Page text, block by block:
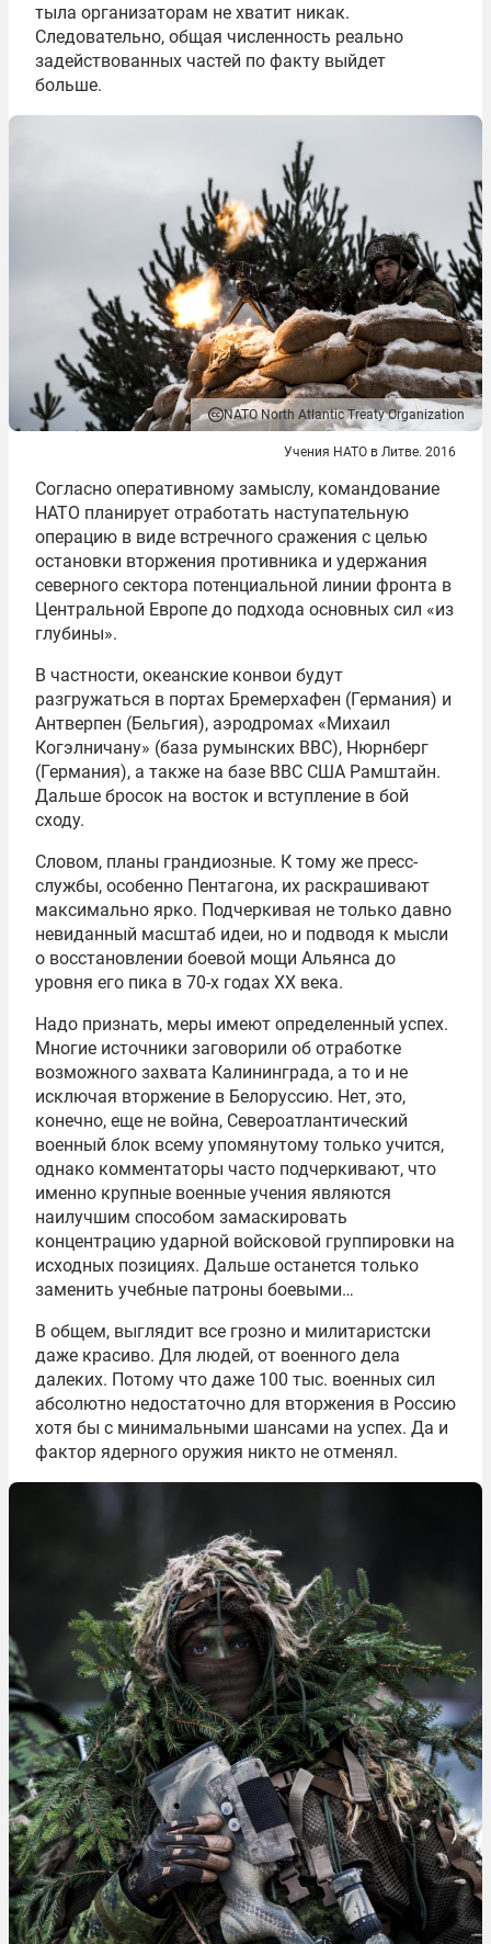
тыла организаторам не хватит никак.
Следовательно, общая численность реально
задействованных частей по факту выйдет
больше.
NATO North Atlantic Treaty Organization
Учения НАТО в Литве. 2016
Согласно оперативному замыслу, командование
НАТО планирует отработать наступательную
операцию в виде встречного сражения с целью
остановки вторжения противника и удержания
северного сектора потенциальной линии фронта в
Центральной Европе до подхода основных сил «из
глубины».
В частности, океанские конвои будут
разгружаться в портах Бремерхафен (Германия) и
Антверпен (Бельгия), аэродромах «Михаил
Когэлничану» (база румынских ВВС), Нюрнберг
(Германия), а также на базе ВВС США Рамштайн.
Дальше бросок на восток и вступление в бой
сходу.
Словом, планы грандиозные. К тому же пресс-
службы, особенно Пентагона, их раскрашивают
максимально ярко. Подчеркивая не только давно
невиданный масштаб идеи, но и подводя к мысли
о восстановлении боевой мощи Альянса до
уровня его пика в 70-х годах ХХ века.
Надо признать, меры имеют определенный успех.
Многие источники заговорили об отработке
возможного захвата Калининграда, а то и не
исключая вторжение в Белоруссию. Нет, это,
конечно, еще не война, Североатлантический
военный блок всему упомянутому только учится,
однако комментаторы часто подчеркивают, что
именно крупные военные учения являются
наилучшим способом замаскировать
концентрацию ударной войсковой группировки на
исходных позициях. Дальше останется только
заменить учебные патроны боевыми…
В общем, выглядит все грозно и милитаристски
даже красиво. Для людей, от военного дела
далеких. Потому что даже 100 тыс. военных сил
абсолютно недостаточно для вторжения в Россию
хотя бы с минимальными шансами на успех. Да и
фактор ядерного оружия никто не отменял.